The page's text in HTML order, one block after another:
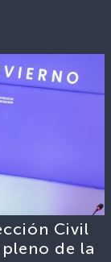
Civil
de la